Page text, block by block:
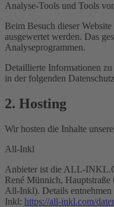
Analyse-Tools und Tools
Beim Besuch dieser
ausgewertet werden. Das
Analyseprogrammen.
Detaillierte Informationen
in der folgenden
2. Hosting
Wir hosten die Inhalte
All-Inkl
Anbieter ist die ALL-
René Münnich,
All-Inkl). Details
Inkl: https://all-inkl.com/